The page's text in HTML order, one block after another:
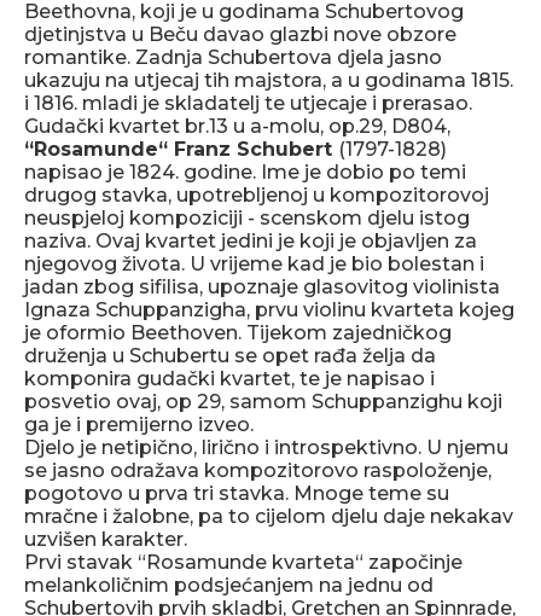
Beethovna, koji je u godinama Schubertovog
djetinjstva u Beču davao glazbi nove obzore
romantike. Zadnja Schubertova djela jasno
ukazuju na utjecaj tih majstora, a u godinama 1815.
i 1816. mladi je skladatelj te utjecaje i prerasao.
Gudački kvartet br.13 u a-molu, op.29, D804,
“Rosamunde“ Franz Schubert (1797-1828)
napisao je 1824. godine. Ime je dobio po temi
drugog stavka, upotrebljenoj u kompozitorovoj
neuspjeloj kompoziciji - scenskom djelu istog
naziva. Ovaj kvartet jedini je koji je objavljen za
njegovog života. U vrijeme kad je bio bolestan i
jadan zbog sifilisa, upoznaje glasovitog violinista
Ignaza Schuppanzigha, prvu violinu kvarteta kojeg
je oformio Beethoven. Tijekom zajedničkog
druženja u Schubertu se opet rađa želja da
komponira gudački kvartet, te je napisao i
posvetio ovaj, op 29, samom Schuppanzighu koji
ga je i premijerno izveo.
Djelo je netipično, lirično i introspektivno. U njemu
se jasno odražava kompozitorovo raspoloženje,
pogotovo u prva tri stavka. Mnoge teme su
mračne i žalobne, pa to cijelom djelu daje nekakav
uzvišen karakter.
Prvi stavak “Rosamunde kvarteta“ započinje
melankoličnim podsjećanjem na jednu od
Schubertovih prvih skladbi, Gretchen an Spinnrade,